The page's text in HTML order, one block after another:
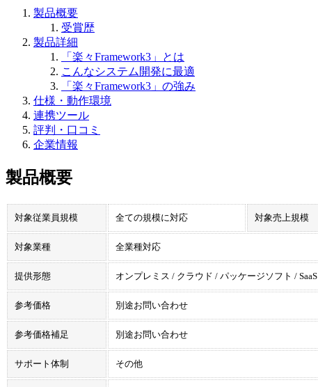
製品概要
受賞歴
製品詳細
「楽々Framework3」とは
こんなシステム開発に最適
「楽々Framework3」の強み
仕様・動作環境
連携ツール
評判・口コミ
企業情報
製品概要
対象従業員規模 全ての規模に対応 対象売上規模
対象業種 全業種対応
提供形態 オンプレミス / クラウド / パッケージソフト / SaaS
参考価格 別途お問い合わせ
参考価格補足 別途お問い合わせ
サポート体制 その他